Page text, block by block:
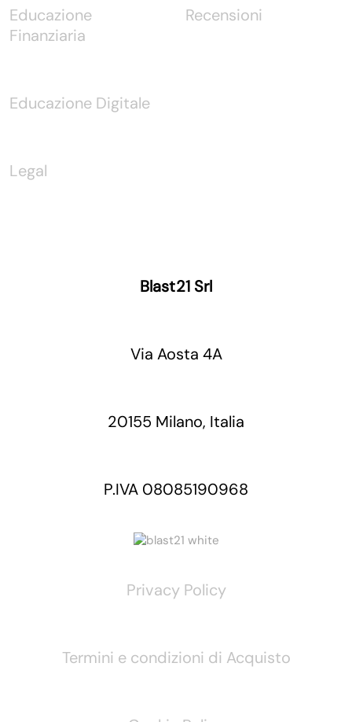
Educazione
Finanziaria
Educazione Digitale
Legal
Recensioni
Blast21 Srl
Via Aosta 4A
20155 Milano, Italia
P.IVA 08085190968
Privacy Policy
Termini e condizioni di Acquisto